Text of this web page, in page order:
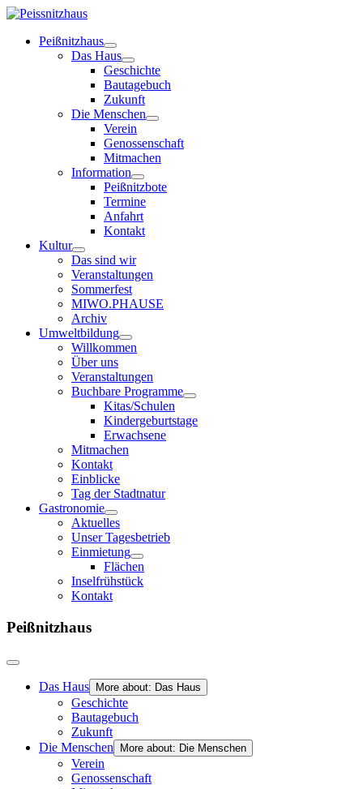
Peißnitzhaus
Das Haus
Geschichte
Bautagebuch
Zukunft
Die Menschen
Verein
Genossenschaft
Mitmachen
Information
Peißnitzbote
Termine
Anfahrt
Kontakt
Kultur
Das sind wir
Veranstaltungen
Sommerfest
MIWO.PHAUSE
Archiv
Umweltbildung
Willkommen
Über uns
Veranstaltungen
Buchbare Programme
Kitas/Schulen
Kindergeburtstage
Erwachsene
Mitmachen
Kontakt
Einblicke
Tag der Stadtnatur
Gastronomie
Aktuelles
Unser Tagesbetrieb
Einmietung
Flächen
Inselfrühstück
Kontakt
Peißnitzhaus
Das Haus More about: Das Haus
Geschichte
Bautagebuch
Zukunft
Die Menschen
More about: Die Menschen
Verein
Genossenschaft